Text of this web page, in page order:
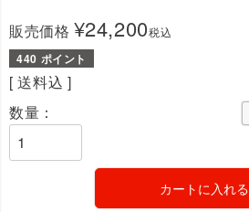
販売価格 ¥24,200税込
440
送料込
カートに入れる